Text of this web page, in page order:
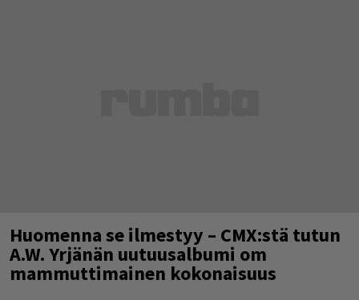
Huomenna se ilmestyy – CMX:stä tutun
A.W. Yrjänän uutuusalbumi om
mammuttimainen kokonaisuus